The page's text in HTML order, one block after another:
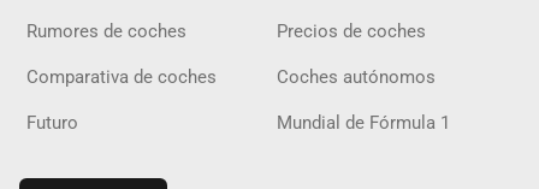
Rumores de coches Precios de coches
Comparativa de coches Coches autónomos
Futuro Mundial de Fórmula 1